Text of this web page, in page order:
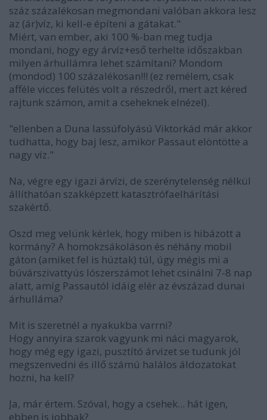
száz százalékosan megmondani valóban akkora lesz
az (ár)víz, ki kell-e építeni a gátakat."
Miért, van ember, aki 100 %-ban meg tudja
mondani, hogy egy árvíz+eső terhelte időszakban
milyen árhullámra lehet számítani? Mondom
(mondod) 100 százalékosan!!! (ez remélem, csak
afféle vicces felütés volt a részedről, mert azt kéred
rajtunk számon, amit a cseheknek elnézel).
"ellenben a Duna lassúfolyású Viktorkád már akkor
tudhatta, hogy baj lesz, amikor Passaut elöntötte a
nagy víz."
Na, végre egy igazi árvízi, de szerénytelenség nélkül
állíthatóan szakképzett katasztrófaelhárítási
szakértő.
Oszd meg velünk kérlek, hogy miben is hibázott a
kormány? A homokzsákoláson és néhány mobil
gáton (amiket fel is húztak) túl, úgy mégis mi a
búvárszivattyús lószerszámot lehet csinálni 7-8 nap
alatt, amíg Passautól idáig elér az évszázad dunai
árhulláma?
Mit is szeretnél a nyakukba varrni?
Hogy annyira szarok vagyunk mi náci magyarok,
hogy még egy igazi, pusztító árvizet se tudunk jól
megszenvedni és illő számú halálos áldozatokat
hozni, ha kell?
Ja, már értem. Szóval, hogy a csehek... hát igen,
ebben is jobbak?